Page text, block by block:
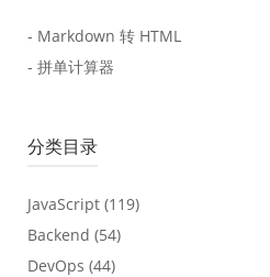
- Markdown 转 HTML
- 拼单计算器
分类目录
JavaScript (119)
Backend (54)
DevOps (44)